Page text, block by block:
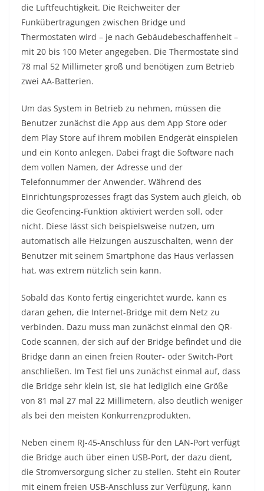
die Luftfeuchtigkeit. Die Reichweiter der
Funkübertragungen zwischen Bridge und
Thermostaten wird – je nach Gebäudebeschaffenheit –
mit 20 bis 100 Meter angegeben. Die Thermostate sind
78 mal 52 Millimeter groß und benötigen zum Betrieb
zwei AA-Batterien.
Um das System in Betrieb zu nehmen, müssen die
Benutzer zunächst die App aus dem App Store oder
dem Play Store auf ihrem mobilen Endgerät einspielen
und ein Konto anlegen. Dabei fragt die Software nach
dem vollen Namen, der Adresse und der
Telefonnummer der Anwender. Während des
Einrichtungsprozesses fragt das System auch gleich, ob
die Geofencing-Funktion aktiviert werden soll, oder
nicht. Diese lässt sich beispielsweise nutzen, um
automatisch alle Heizungen auszuschalten, wenn der
Benutzer mit seinem Smartphone das Haus verlassen
hat, was extrem nützlich sein kann.
Sobald das Konto fertig eingerichtet wurde, kann es
daran gehen, die Internet-Bridge mit dem Netz zu
verbinden. Dazu muss man zunächst einmal den QR-
Code scannen, der sich auf der Bridge befindet und die
Bridge dann an einen freien Router- oder Switch-Port
anschließen. Im Test fiel uns zunächst einmal auf, dass
die Bridge sehr klein ist, sie hat lediglich eine Größe
von 81 mal 27 mal 22 Millimetern, also deutlich weniger
als bei den meisten Konkurrenzprodukten.
Neben einem RJ-45-Anschluss für den LAN-Port verfügt
die Bridge auch über einen USB-Port, der dazu dient,
die Stromversorgung sicher zu stellen. Steht ein Router
mit einem freien USB-Anschluss zur Verfügung, kann